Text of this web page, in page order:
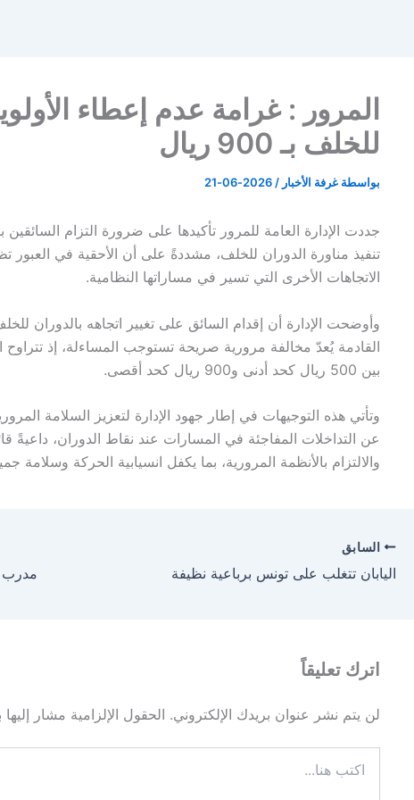
المرور : غرامة عدم إعطاء
للخلف بـ 900 ريال
بواسطة غرفة الأخبار /
2026-06-21
جددت الإدارة العامة للمرور تأكيدها على ضرورة التزام السائقين
تنفيذ مناورة الدوران للخلف، مشددةً على أن الأحقية في العبور
الاتجاهات الأخرى التي تسير في مساراتها النظامية.
وأوضحت الإدارة أن إقدام السائق على تغيير اتجاهه بالدوران
القادمة يُعدّ مخالفة مرورية صريحة تستوجب المساءلة، إذ تتراوح
بين 500 ريال كحد أدنى و900 ريال كحد أقصى.
وتأتي هذه التوجيهات في إطار جهود الإدارة لتعزيز السلامة
عن التداخلات المفاجئة في المسارات عند نقاط الدوران، داعيةً
والالتزام بالأنظمة المرورية، بما يكفل انسيابية الحركة
السابق
اليابان تتغلب على تونس برباعية نظيفة
اترك تعليقاً
لن يتم نشر عنوان بريدك الإلكتروني. الحقول الإلزامية مشار إليها
هنا...